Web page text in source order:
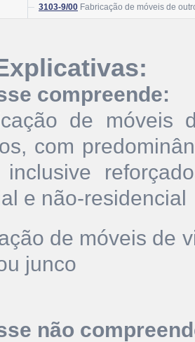
3103-9/00 Fabricação de móveis de
compreende:
de móveis
com
e não-residencial
de móveis de
junco
não